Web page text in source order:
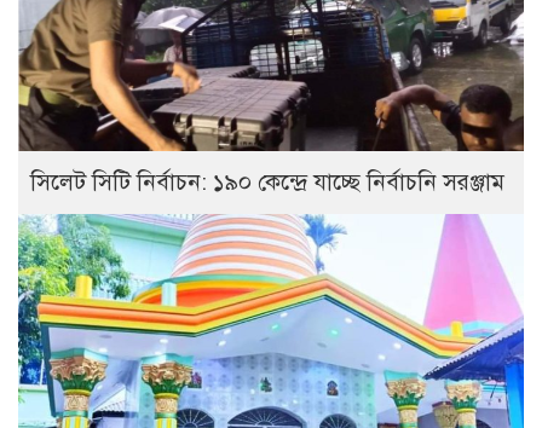
সিলেট সিটি নির্বাচন: ১৯০ কেন্দ্রে যাচ্ছে নির্বাচনি সরঞ্জাম